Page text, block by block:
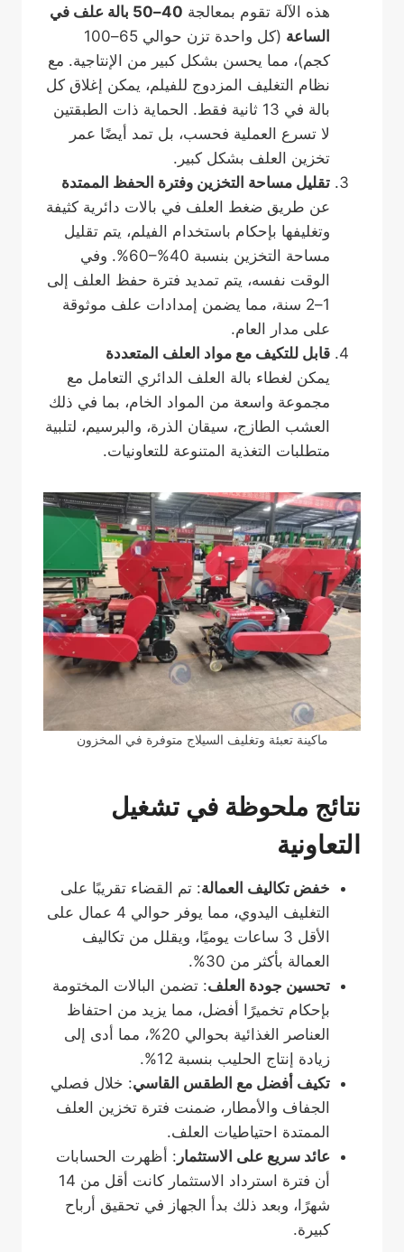
هذه الآلة تقوم بمعالجة
40–50 بالة علف في
الساعة
(كل واحدة تزن حوالي 65–100
كجم)، مما يحسن بشكل كبير من الإنتاجية. مع
نظام التغليف المزدوج للفيلم، يمكن إغلاق كل
بالة في 13 ثانية فقط. الحماية ذات الطبقتين
لا تسرع العملية فحسب، بل تمد أيضًا عمر
تخزين العلف بشكل كبير.
تقليل مساحة التخزين وفترة الحفظ الممتدة
عن طريق ضغط العلف في بالات دائرية كثيفة
وتغليفها بإحكام باستخدام الفيلم، يتم تقليل
مساحة التخزين بنسبة 40%–60%. وفي
الوقت نفسه، يتم تمديد فترة حفظ العلف إلى
1–2 سنة، مما يضمن إمدادات علف موثوقة
على مدار العام.
قابل للتكيف مع مواد العلف المتعددة
يمكن لغطاء بالة العلف الدائري التعامل مع
مجموعة واسعة من المواد الخام، بما في ذلك
العشب الطازج، سيقان الذرة، والبرسيم، لتلبية
متطلبات التغذية المتنوعة للتعاونيات.
ماكينة تعبئة وتغليف السيلاج متوفرة في المخزون
نتائج ملحوظة في تشغيل
التعاونية
خفض تكاليف العمالة: تم القضاء تقريبًا على
التغليف اليدوي، مما يوفر حوالي 4 عمال على
الأقل 3 ساعات يوميًا، ويقلل من تكاليف
العمالة بأكثر من 30%.
تحسين جودة العلف: تضمن البالات المختومة
بإحكام تخميرًا أفضل، مما يزيد من احتفاظ
العناصر الغذائية بحوالي 20%، مما أدى إلى
زيادة إنتاج الحليب بنسبة 12%.
تكيف أفضل مع الطقس القاسي: خلال فصلي
الجفاف والأمطار، ضمنت فترة تخزين العلف
الممتدة احتياطيات العلف.
عائد سريع على الاستثمار : أظهرت الحسابات
أن فترة استرداد الاستثمار كانت أقل من 14
شهرًا، وبعد ذلك بدأ الجهاز في تحقيق أرباح
كبيرة.